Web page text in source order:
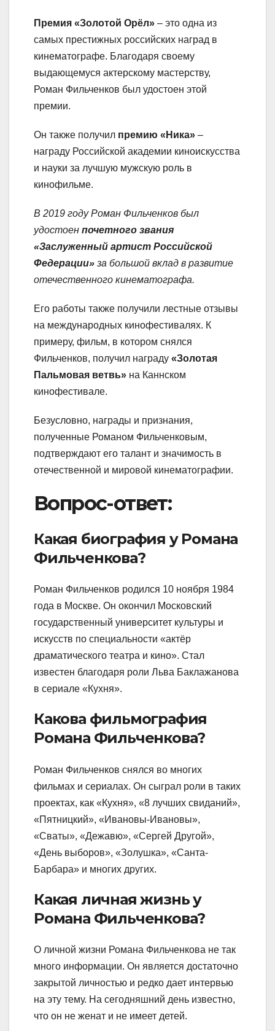
Премия «Золотой Орёл» – это одна из
самых престижных российских наград в
кинематографе. Благодаря своему
выдающемуся актерскому мастерству,
Роман Фильченков был удостоен этой
премии.
Он также получил премию «Ника» –
награду Российской академии киноискусства
и науки за лучшую мужскую роль в
кинофильме.
В 2019 году Роман Фильченков был
удостоен почетного звания
«Заслуженный артист Российской
Федерации» за большой вклад в развитие
отечественного кинематографа.
Его работы также получили лестные отзывы
на международных кинофестивалях. К
примеру, фильм, в котором снялся
Фильченков, получил награду «Золотая
Пальмовая ветвь» на Каннском
кинофестивале.
Безусловно, награды и признания,
полученные Романом Фильченковым,
подтверждают его талант и значимость в
отечественной и мировой кинематографии.
Вопрос-ответ:
Какая биография у Романа
Фильченкова?
Роман Фильченков родился 10 ноября 1984
года в Москве. Он окончил Московский
государственный университет культуры и
искусств по специальности «актёр
драматического театра и кино». Стал
известен благодаря роли Льва Баклажанова
в сериале «Кухня».
Какова фильмография
Романа Фильченкова?
Роман Фильченков снялся во многих
фильмах и сериалах. Он сыграл роли в таких
проектах, как «Кухня», «8 лучших свиданий»,
«Пятницкий», «Ивановы-Ивановы»,
«Сваты», «Дежавю», «Сергей Другой»,
«День выборов», «Золушка», «Санта-
Барбара» и многих других.
Какая личная жизнь у
Романа Фильченкова?
О личной жизни Романа Фильченкова не так
много информации. Он является достаточно
закрытой личностью и редко дает интервью
на эту тему. На сегодняшний день известно,
что он не женат и не имеет детей.